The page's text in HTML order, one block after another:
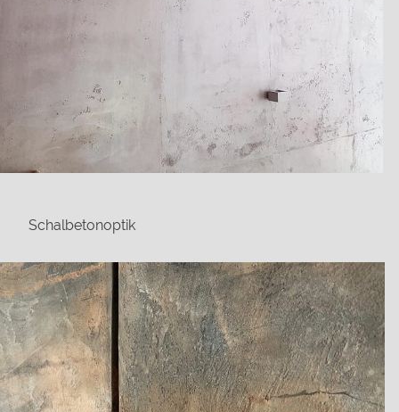
Schalbetonoptik